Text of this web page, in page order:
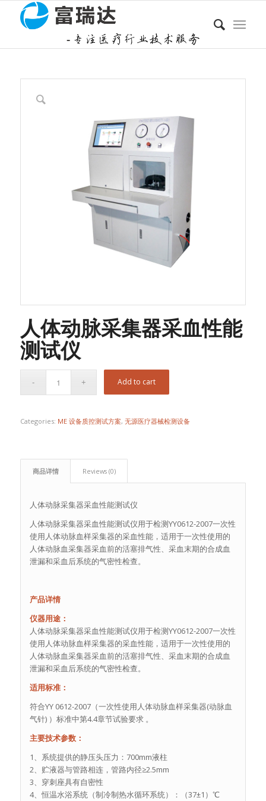
人体动脉采集器采血性能
测试仪
Add to cart
Categories: ME 设备质控测试方案, 无源医疗器械检测设备
商品详情 Reviews (0)
人体动脉采集器采血性能测试仪
人体动脉采集器采血性能测试仪用于检测YY0612-2007一次性
使用人体动脉血样采集器的采血性能，适用于一次性使用的
人体动脉血采集器采血前的活塞排气性、采血末期的合成血
泄漏和采血后系统的气密性检查。
产品详情
仪器用途：
人体动脉采集器采血性能测试仪用于检测YY0612-2007一次性
使用人体动脉血样采集器的采血性能，适用于一次性使用的
人体动脉血采集器采血前的活塞排气性、采血末期的合成血
泄漏和采血后系统的气密性检查。
适用标准：
符合YY 0612-2007（一次性使用人体动脉血样采集器(动脉血
气针) ）标准中第4.4章节试验要求 。
主要技术参数：
1、系统提供的静压头压力：700mm液柱
2、贮液器与管路相连，管路内径≥2.5mm
3、穿刺座具有自密性
4、恒温水浴系统（制冷制热水循环系统）：（37±1）℃